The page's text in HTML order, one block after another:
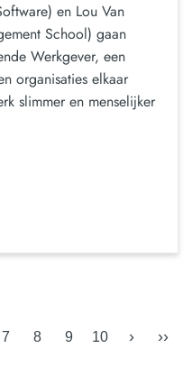
en Lou Van
School) gaan
Werkgever, een
organisaties elkaar
slimmer en menselijker
7 8 9 10 › ››